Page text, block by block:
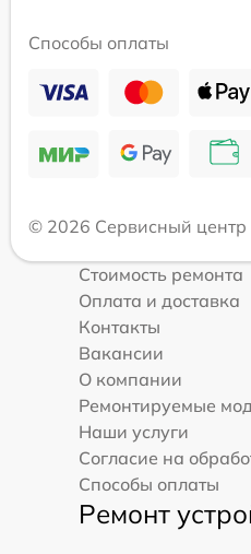
Способы оплаты
© 2026 Сервисный центр
Стоимость ремонта
Оплата и доставка
Контакты
Вакансии
О компании
Ремонтируемые
Наши услуги
Согласие на
Способы оплаты
Ремонт